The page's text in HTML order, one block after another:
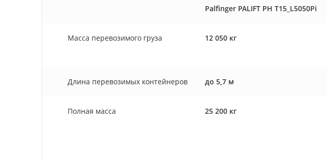
Palfinger PALIFT PH T15_L5050Pi
Масcа перевозимого груза 12 050 кг
Длина перевозимых контейнеров до 5,7 м
Полная масса 25 200 кг